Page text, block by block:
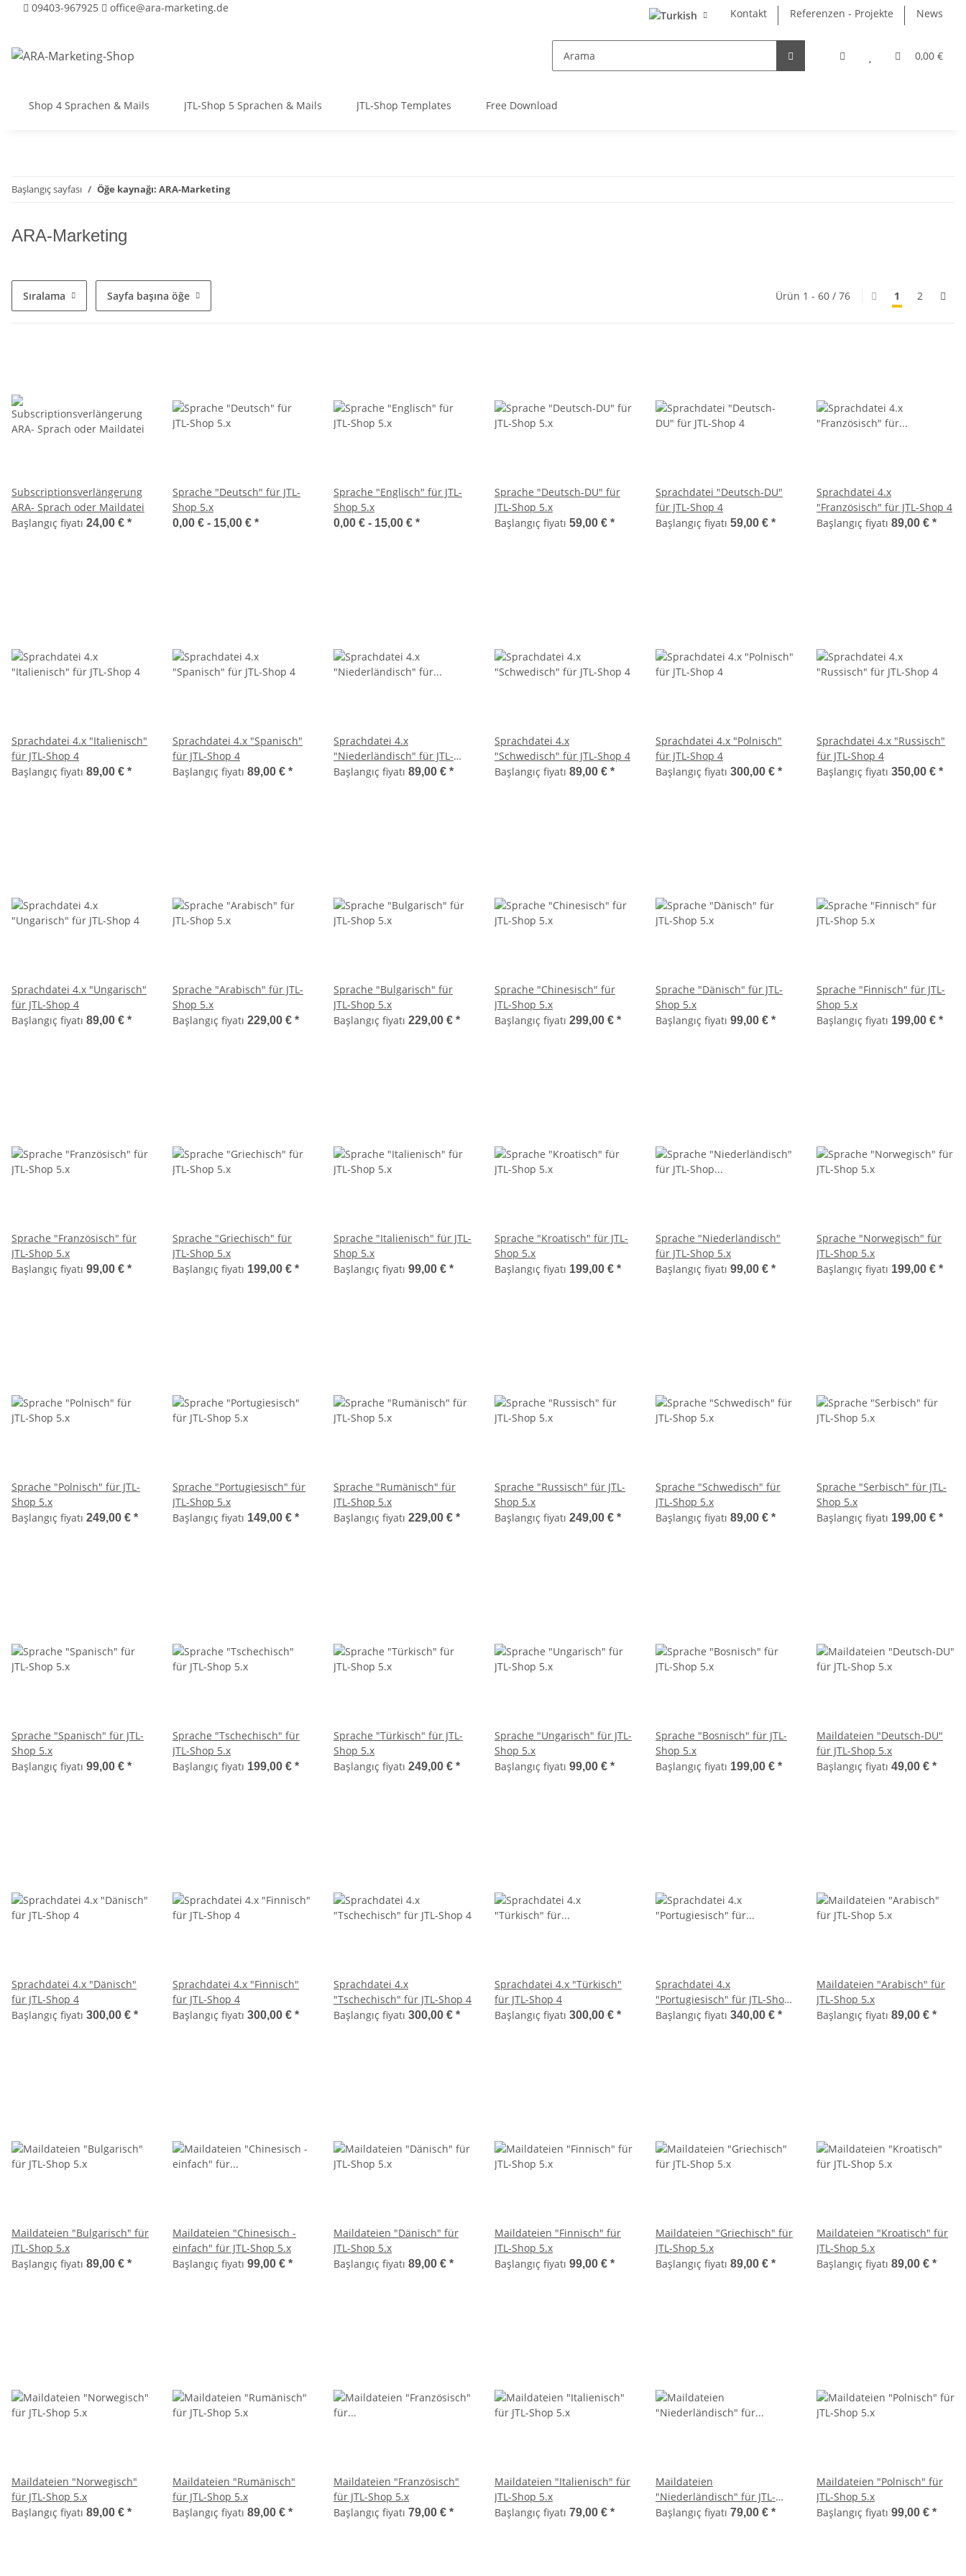
Kontakt Referenzen - Projekte News
09403-967925 office@ara-marketing.de
0,00 €
Shop 4 Sprachen & Mails JTL-Shop 5 Sprachen & Mails JTL-Shop Templates Free Download
Başlangıç sayfası Öğe kaynağı: ARA-Marketing
ARA-Marketing
Sıralama Sayfa başına öğe Ürün 1 - 60 / 76 1 2
Subscriptionsverlängerung
ARA- Sprach oder Maildatei
Başlangıç fiyatı 24,00 € *
Sprache "Deutsch" für JTL-
Shop 5.x
0,00 € - 15,00 € *
Sprache "Englisch" für JTL-
Shop 5.x
0,00 € - 15,00 € *
Sprache "Deutsch-DU" für
JTL-Shop 5.x
Başlangıç fiyatı 59,00 € *
Sprachdatei "Deutsch-DU"
für JTL-Shop 4
Başlangıç fiyatı 59,00 € *
Sprachdatei 4.x
"Französisch" für JTL-Shop 4
Başlangıç fiyatı 89,00 € *
Sprachdatei 4.x "Italienisch"
für JTL-Shop 4
Başlangıç fiyatı 89,00 € *
Sprachdatei 4.x "Spanisch"
für JTL-Shop 4
Başlangıç fiyatı 89,00 € *
Sprachdatei 4.x
"Niederländisch" für JTL-
Shop 4
Başlangıç fiyatı 89,00 € *
Sprachdatei 4.x
"Schwedisch" für JTL-Shop 4
Başlangıç fiyatı 89,00 € *
Sprachdatei 4.x "Polnisch"
für JTL-Shop 4
Başlangıç fiyatı 300,00 € *
Sprachdatei 4.x "Russisch"
für JTL-Shop 4
Başlangıç fiyatı 350,00 € *
Sprachdatei 4.x "Ungarisch"
für JTL-Shop 4
Başlangıç fiyatı 89,00 € *
Sprache "Arabisch" für JTL-
Shop 5.x
Başlangıç fiyatı 229,00 € *
Sprache "Bulgarisch" für
JTL-Shop 5.x
Başlangıç fiyatı 229,00 € *
Sprache "Chinesisch" für
JTL-Shop 5.x
Başlangıç fiyatı 299,00 € *
Sprache "Dänisch" für JTL-
Shop 5.x
Başlangıç fiyatı 99,00 € *
Sprache "Finnisch" für JTL-
Shop 5.x
Başlangıç fiyatı 199,00 € *
Sprache "Französisch" für
JTL-Shop 5.x
Başlangıç fiyatı 99,00 € *
Sprache "Griechisch" für
JTL-Shop 5.x
Başlangıç fiyatı 199,00 € *
Sprache "Italienisch" für JTL-
Shop 5.x
Başlangıç fiyatı 99,00 € *
Sprache "Kroatisch" für JTL-
Shop 5.x
Başlangıç fiyatı 199,00 € *
Sprache "Niederländisch"
für JTL-Shop 5.x
Başlangıç fiyatı 99,00 € *
Sprache "Norwegisch" für
JTL-Shop 5.x
Başlangıç fiyatı 199,00 € *
Sprache "Polnisch" für JTL-
Shop 5.x
Başlangıç fiyatı 249,00 € *
Sprache "Portugiesisch" für
JTL-Shop 5.x
Başlangıç fiyatı 149,00 € *
Sprache "Rumänisch" für
JTL-Shop 5.x
Başlangıç fiyatı 229,00 € *
Sprache "Russisch" für JTL-
Shop 5.x
Başlangıç fiyatı 249,00 € *
Sprache "Schwedisch" für
JTL-Shop 5.x
Başlangıç fiyatı 89,00 € *
Sprache "Serbisch" für JTL-
Shop 5.x
Başlangıç fiyatı 199,00 € *
Sprache "Spanisch" für JTL-
Shop 5.x
Başlangıç fiyatı 99,00 € *
Sprache "Tschechisch" für
JTL-Shop 5.x
Başlangıç fiyatı 199,00 € *
Sprache "Türkisch" für JTL-
Shop 5.x
Başlangıç fiyatı 249,00 € *
Sprache "Ungarisch" für JTL-
Shop 5.x
Başlangıç fiyatı 99,00 € *
Sprache "Bosnisch" für JTL-
Shop 5.x
Başlangıç fiyatı 199,00 € *
Maildateien "Deutsch-DU"
für JTL-Shop 5.x
Başlangıç fiyatı 49,00 € *
Sprachdatei 4.x "Dänisch"
für JTL-Shop 4
Başlangıç fiyatı 300,00 € *
Sprachdatei 4.x "Finnisch"
für JTL-Shop 4
Başlangıç fiyatı 300,00 € *
Sprachdatei 4.x
"Tschechisch" für JTL-Shop 4
Başlangıç fiyatı 300,00 € *
Sprachdatei 4.x "Türkisch"
für JTL-Shop 4
Başlangıç fiyatı 300,00 € *
Sprachdatei 4.x
"Portugiesisch" für JTL-Shop
4
Başlangıç fiyatı 340,00 € *
Maildateien "Arabisch" für
JTL-Shop 5.x
Başlangıç fiyatı 89,00 € *
Maildateien "Bulgarisch" für
JTL-Shop 5.x
Başlangıç fiyatı 89,00 € *
Maildateien "Chinesisch -
einfach" für JTL-Shop 5.x
Başlangıç fiyatı 99,00 € *
Maildateien "Dänisch" für
JTL-Shop 5.x
Başlangıç fiyatı 89,00 € *
Maildateien "Finnisch" für
JTL-Shop 5.x
Başlangıç fiyatı 99,00 € *
Maildateien "Griechisch" für
JTL-Shop 5.x
Başlangıç fiyatı 89,00 € *
Maildateien "Kroatisch" für
JTL-Shop 5.x
Başlangıç fiyatı 89,00 € *
Maildateien "Norwegisch"
für JTL-Shop 5.x
Başlangıç fiyatı 89,00 € *
Maildateien "Rumänisch"
für JTL-Shop 5.x
Başlangıç fiyatı 89,00 € *
Maildateien "Französisch"
für JTL-Shop 5.x
Başlangıç fiyatı 79,00 € *
Maildateien "Italienisch" für
JTL-Shop 5.x
Başlangıç fiyatı 79,00 € *
Maildateien
"Niederländisch" für JTL-
Shop 5.x
Başlangıç fiyatı 79,00 € *
Maildateien "Polnisch" für
JTL-Shop 5.x
Başlangıç fiyatı 99,00 € *